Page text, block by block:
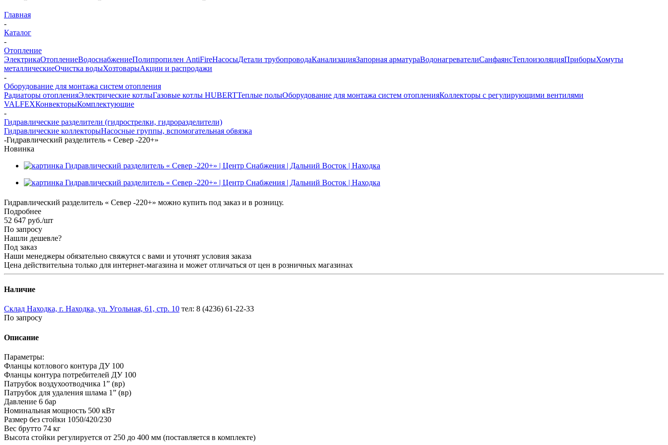
Главная
-
Каталог
-
Отопление
ЭлектрикаОтоплениеВодоснабжениеПолипропилен AntiFireНасосыДетали трубопроводаКанализацияЗапорная арматураВодонагревателиСанфаянсТеплоизоляцияПриборыХомуты
металлическиеОчистка водыХозтоварыАкции и распродажи
-
Оборудование для монтажа систем отопления
Радиаторы отопленияЭлектрические котлыГазовые котлы HUBERTТеплые полыОборудование для монтажа систем отопленияКоллекторы с регулирующими вентилями
VALFEXКонвекторыКомплектующие
-
Гидравлические разделители (гидрострелки, гидроразделители)
Гидравлические коллекторыНасосные группы, вспомогательная обвязка
-Гидравлический разделитель « Север -220+»
Новинка
Гидравлический разделитель « Север -220+» можно купить под заказ и в розницу.
Подробнее
52 647 руб./шт
По запросу
Нашли дешевле?
Под заказ
Наши менеджеры обязательно свяжутся с вами и уточнят условия заказа
Цена действительна только для интернет-магазина и может отличаться от цен в розничных магазинах
Наличие
Склад Находка, г. Находка, ул. Угольная, 61, стр. 10 тел: 8 (4236) 61-22-33
По запросу
Описание
Параметры:
Фланцы котлового контура ДУ 100
Фланцы контура потребителей ДУ 100
Патрубок воздухоотводчика 1” (вр)
Патрубок для удаления шлама 1” (вр)
Давление 6 бар
Номинальная мощность 500 кВт
Размер без стойки 1050/420/230
Вес брутто 74 кг
Высота стойки регулируется от 250 до 400 мм (поставляется в комплекте)